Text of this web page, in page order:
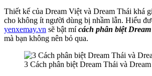
Thiết kế của Dream Việt và Dream Thái khá
cho không ít người dùng bị nhầm lẫn. Hiểu
yenxemay.vn sẽ bật mícách phân biệt
mà bạn không nên bỏ qua.
3 Cách phân biệt Dream Thái và